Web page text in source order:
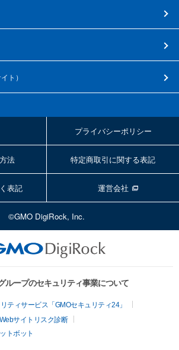
ト ）
プライバシーポリシー
法 特定商取引に関する表記
表記 運営会社
©GMO DigiRock, Inc.
ループのセキュリティ事業について
ティサービス「GMOセキュリティ24」
Webサイトリスク診断
トボット